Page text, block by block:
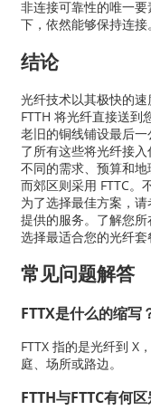
非连接可靠性的唯一
下，依然能够保持连接。
结论
光纤技术以其极快的
FTTH 将光纤直接送到
老旧的铜线铺设最后
了所有这些将光纤接
不同的需求、预算和地
而郊区则采用 FTTC。
为了选择最佳方案，
提供的服务。了解您
选择最适合您的光纤套
常见问题解答
FTTX是什么的缩写
FTTX 指的是光纤到 X
庭、场所或路边。
FTTH与FTTC有何区